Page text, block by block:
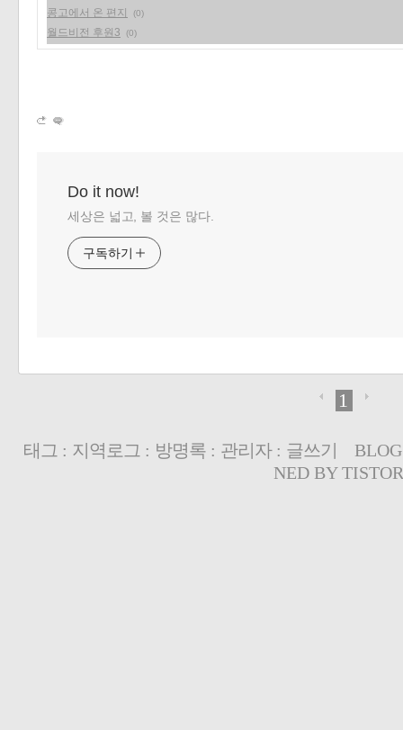
콩고에서 온 편지 (0)
월드비전 후원3 (0)
Do it now!
세상은 넓고, 볼 것은 많다.
구독하기
1
태그 : 지역로그 : 방명록: 관리자: 글쓰기
NED BY